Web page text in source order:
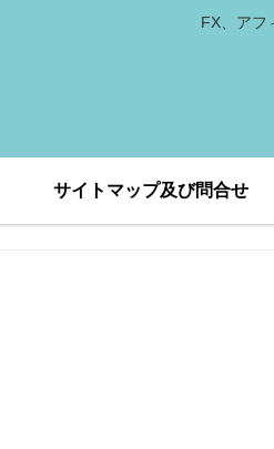
FX、アフ
サイトマップ及び問合せ